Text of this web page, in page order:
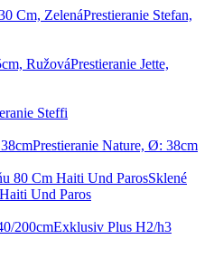
Prestieranie Stefan,
Prestieranie Jette,
Steffi
Prestieranie Nature, Ø: 38cm
Sklené
Und Paros
Exklusiv Plus H2/h3